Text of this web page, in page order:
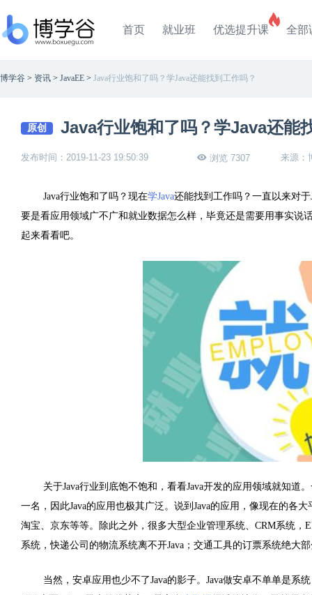
首页 就业班 优选提升课 全部
博学谷 > 资讯 > JavaEE > Java行业饱和了吗？学Java还能找到工作吗？
原创 Java行业饱和了吗？学Java还能
发布时间：2019-11-23 19:50:39 浏览 7307 来源：
Java行业饱和了吗？现在学Java还能找到工作吗？一直以来对
要是看应用领域广不广和就业数据怎么样，毕竟还是需要用事实说
起来看看吧。
关于Java行业到底饱不饱和，看看Java开发的应用领域就知道
一名，因此Java的应用也极其广泛。说到Java的应用，像现在的各
淘宝、京东等等。除此之外，很多大型企业管理系统、CRM系统，
系统，快递公司的物流系统离不开Java；交通工具的订票系统绝大
当然，安卓应用也少不了Java的影子。Java做安卓不单单是